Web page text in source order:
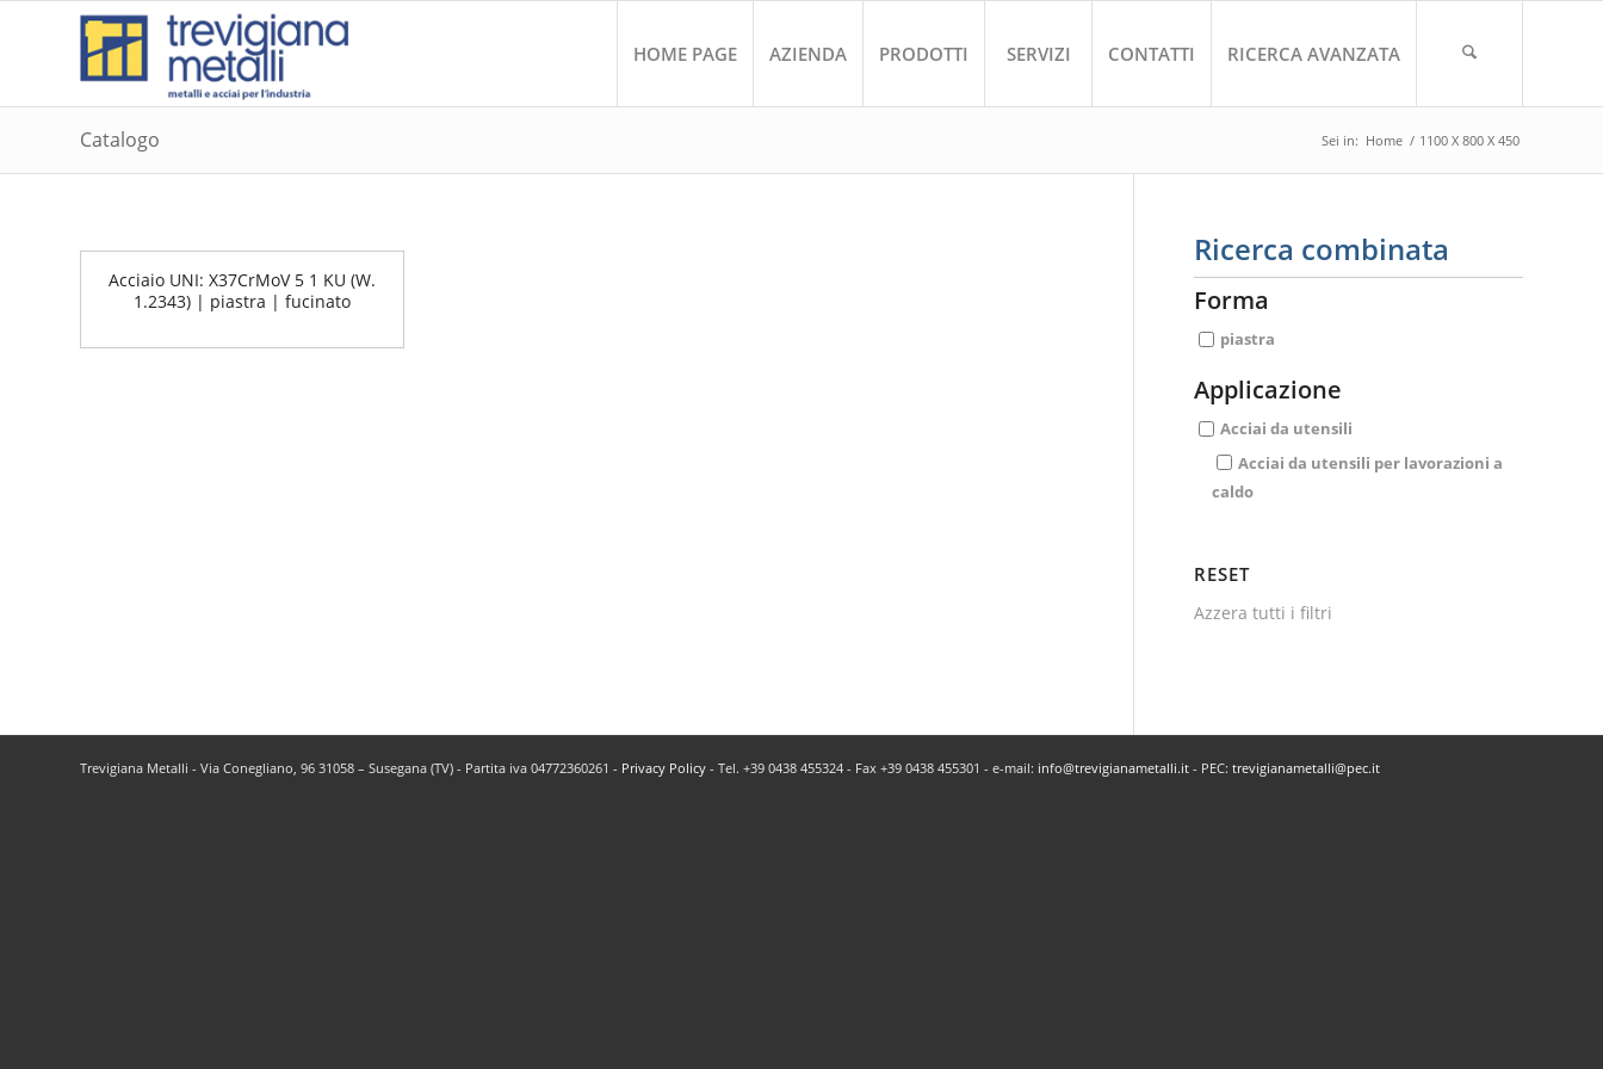
HOME PAGE AZIENDA PRODOTTI SERVIZI CONTATTI RICERCA AVANZATA
Catalogo Sei in: Home / 1100 X 800 X 450
Acciaio UNI: X37CrMoV 5 1 KU (W.
1.2343) | piastra | fucinato
Ricerca combinata
Forma
piastra
Applicazione
Acciai da utensili
Acciai da utensili per lavorazioni a
caldo
RESET
Azzera tutti i filtri
Trevigiana Metalli - Via Conegliano, 96 31058 – Susegana (TV) - Partita iva 04772360261 - Privacy Policy - Tel. +39 0438 455324 - Fax +39 0438 455301 - e-mail: info@trevigianametalli.it - PEC: trevigianametalli@pec.it